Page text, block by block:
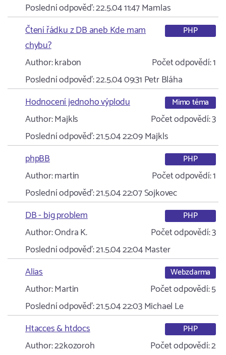
Poslední odpověď:22.5.04 11:47Mamlas
Čtení řádku z DB aneb Kde mam
chybu?
PHP
Author:krabon Počet odpovědí:1
Poslední odpověď:22.5.04 09:31 Petr Bláha
Hodnocení jednoho výplodu
Mimo téma
Author:Majkls Počet odpovědí:3
Poslední odpověď:21.5.04 22:09Majkls
phpBB
PHP
Author:martin Počet odpovědí:1
Poslední odpověď:21.5.04 22:07Sojkovec
DB - big problem
PHP
Author:Ondra K. Počet odpovědí:3
Poslední odpověď:21.5.04 22:04Master
Alias
Webzdarma
Author:Martin Počet odpovědí:5
Poslední odpověď:21.5.04 22:03Michael Le
Htacces & htdocs
PHP
Author:22kozoroh Počet odpovědí:2